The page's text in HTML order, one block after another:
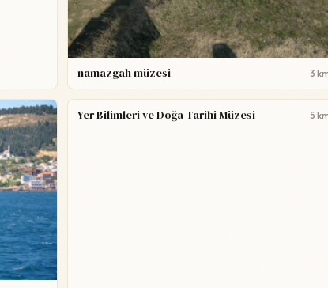
namazgah müzesi 3
Yer Bilimleri ve Doğa Tarihi Müzesi 5